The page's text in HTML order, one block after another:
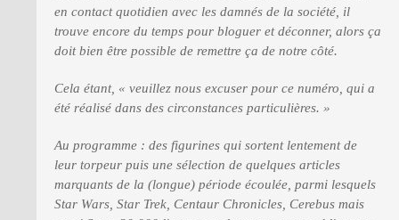
en contact quotidien avec les damnés de la société, il
trouve encore du temps pour bloguer et déconner, alors ça
doit bien être possible de remettre ça de notre côté.
Cela étant, « veuillez nous excuser pour ce numéro, qui a
été réalisé dans des circonstances particulières. »
Au programme : des figurines qui sortent lentement de
leur torpeur puis une sélection de quelques articles
marquants de la (longue) période écoulée, parmi lesquels
Star Wars, Star Trek, Centaur Chronicles, Cerebus mais